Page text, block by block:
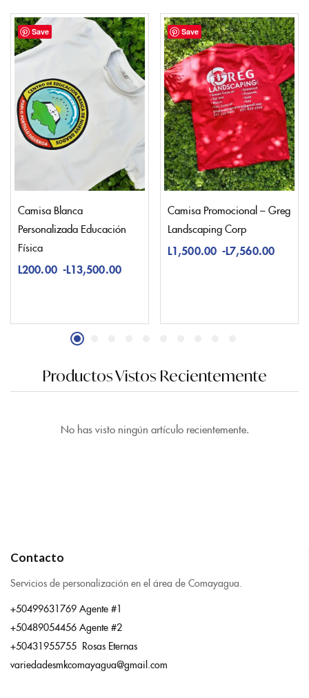
Save
Camisa Blanca
Personalizada Educación
Física
L200.00 -L13,500.00
Save
Camisa Promocional – Greg
Landscaping Corp
L1,500.00 -L7,560.00
Productos Vistos Recientemente
No has visto ningún artículo recientemente.
Contacto
Servicios de personalización en el área de Comayagua.
+50499631769 Agente #1
+50489054456 Agente #2
+50431955755 Rosas Eternas
variedadesmkcomayagua@gmail.com